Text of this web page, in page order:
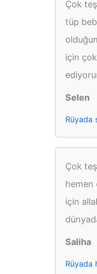
Çok
tüp
için
Selen
Rüyada
Çok
hemen
için
Saliha
Rüyada